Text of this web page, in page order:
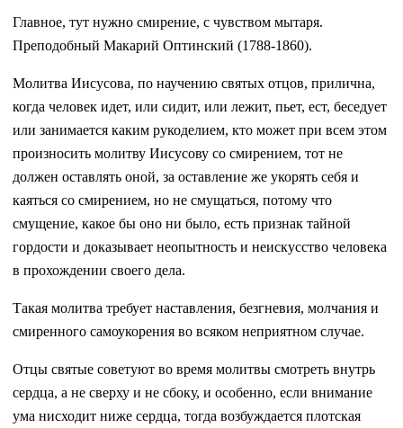
Главное, тут нужно смирение, с чувством мытаря.
Преподобный Макарий Оптинский (1788-1860).
Молитва Иисусова, по научению святых отцов, прилична,
когда человек идет, или сидит, или лежит, пьет, ест, беседует
или занимается каким рукоделием, кто может при всем этом
произносить молитву Иисусову со смирением, тот не
должен оставлять оной, за оставление же укорять себя и
каяться со смирением, но не смущаться, потому что
смущение, какое бы оно ни было, есть признак тайной
гордости и доказывает неопытность и неискусство человека
в прохождении своего дела.
Такая молитва требует наставления, безгневия, молчания и
смиренного самоукорения во всяком неприятном случае.
Отцы святые советуют во время молитвы смотреть внутрь
сердца, а не сверху и не сбоку, и особенно, если внимание
ума нисходит ниже сердца, тогда возбуждается плотская